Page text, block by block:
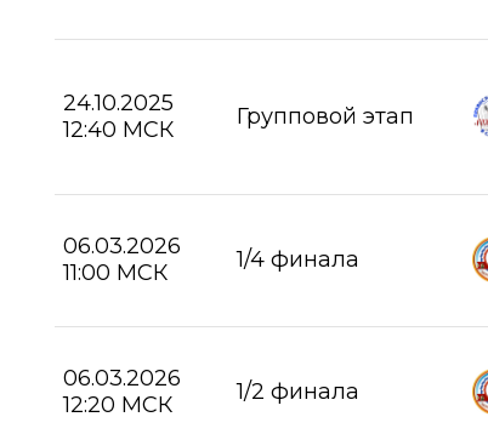
24.10.2025
12:40 МСК
Групповой этап
06.03.2026
11:00 МСК
1/4 финала
06.03.2026
12:20 МСК
1/2 финала